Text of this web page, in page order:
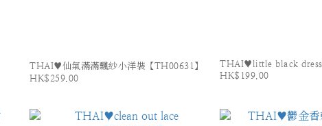
THAI♥仙氣滿滿飄紗小洋裝【TH00631】
HK$259.00
THAI♥little black dress
HK$199.00